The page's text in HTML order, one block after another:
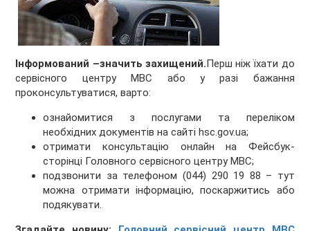
Інформований –значить захищений.Перш ніж їхати до
сервісного центру МВС або у разі бажання
проконсультуватися, варто:
ознайомитися з послугами та переліком
необхідних документів на сайті hsc.gov.ua;
отримати консультацію онлайн на Фейсбук-
сторінці Головного сервісного центру МВС;
подзвонити за телефоном (044) 290 19 88 – тут
можна отримати інформацію, поскаржитись або
подякувати.